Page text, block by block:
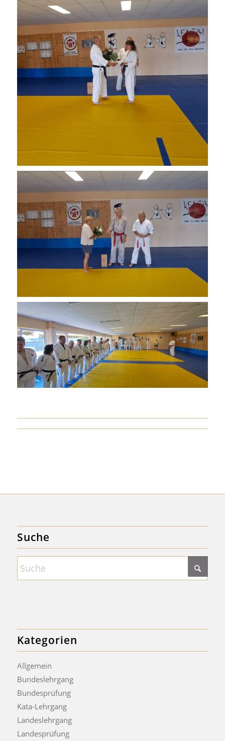
Suche
Kategorien
Allgemein
Bundeslehrgang
Bundesprüfung
Kata-Lehrgang
Landeslehrgang
Landesprüfung